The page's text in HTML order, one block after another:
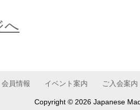
へ
会員情報 イベント案内 ご入会案内
Copyright © 2026 Japanese